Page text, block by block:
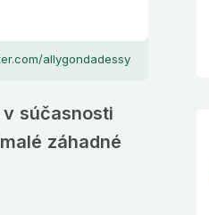
allygondadessy
súčasnosti
záhadné